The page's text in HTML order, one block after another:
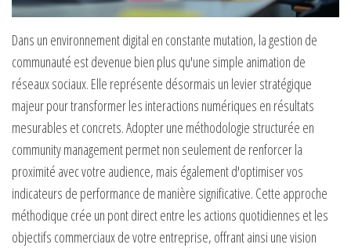
Dans un environnement digital en constante mutation, la gestion de
communauté est devenue bien plus qu'une simple animation de
réseaux sociaux. Elle représente désormais un levier stratégique
majeur pour transformer les interactions numériques en résultats
mesurables et concrets. Adopter une méthodologie structurée en
community management permet non seulement de renforcer la
proximité avec votre audience, mais également d'optimiser vos
indicateurs de performance de manière significative. Cette approche
méthodique crée un pont direct entre les actions quotidiennes et les
objectifs commerciaux de votre entreprise, offrant ainsi une vision